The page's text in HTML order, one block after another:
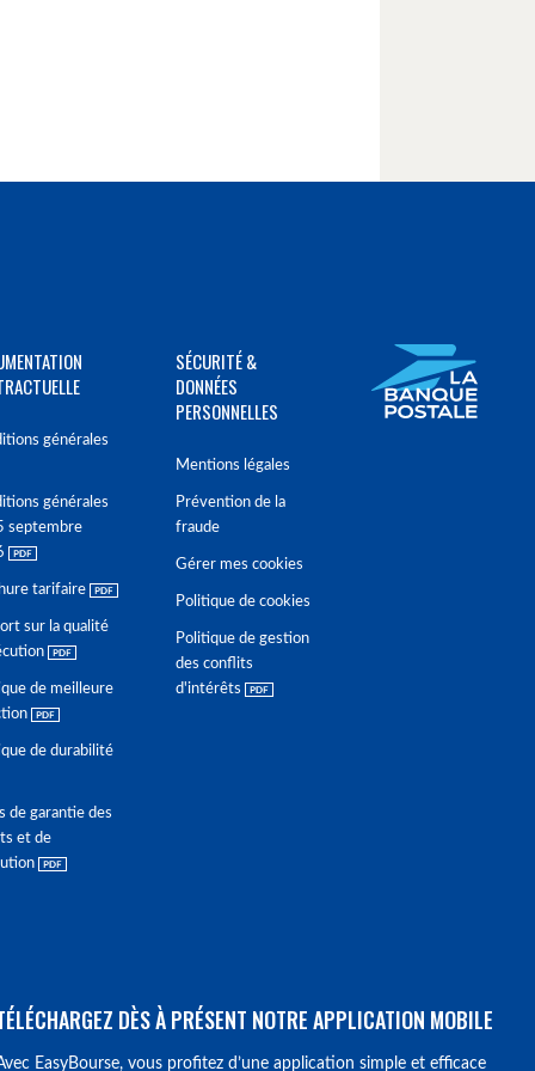
générales
générales
septembre
tarifaire
sur la qualité
de meilleure
de durabilité
de garantie des
et de
SÉCURITÉ &
DONNÉES
PERSONNELLES
Mentions légales
Prévention de la
fraude
Gérer mes cookies
Politique de cookies
Politique de gestion
des conflits
d'intérêts
DÈS À PRÉSENT NOTRE APPLICATION MOBILE
EasyBourse, vous profitez d’une application simple et efficace